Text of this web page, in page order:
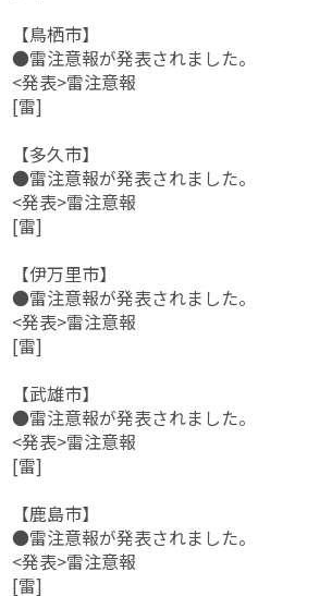
【鳥栖市】
●雷注意報が発表されました。
<発表>雷注意報
[雷]
【多久市】
●雷注意報が発表されました。
<発表>雷注意報
[雷]
【伊万里市】
●雷注意報が発表されました。
<発表>雷注意報
[雷]
【武雄市】
●雷注意報が発表されました。
<発表>雷注意報
[雷]
【鹿島市】
●雷注意報が発表されました。
<発表>雷注意報
[雷]